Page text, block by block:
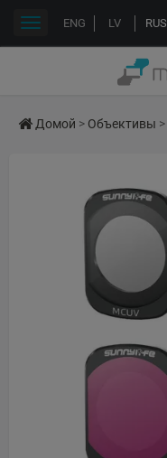
ENG LV RUS
Переключить
Домой > Объективы >